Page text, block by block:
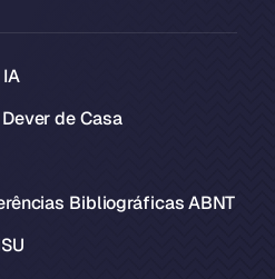
de Casa
Bibliográficas ABNT